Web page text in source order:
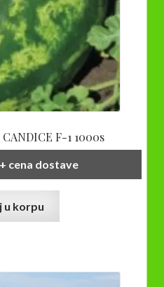
F-1 1000s
+ cena dostave
u korpu